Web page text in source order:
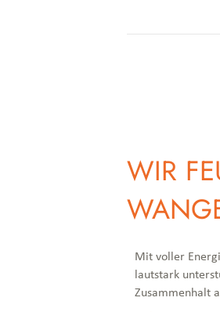
WIR
Mit voller
lautstark
Zusammenhalt